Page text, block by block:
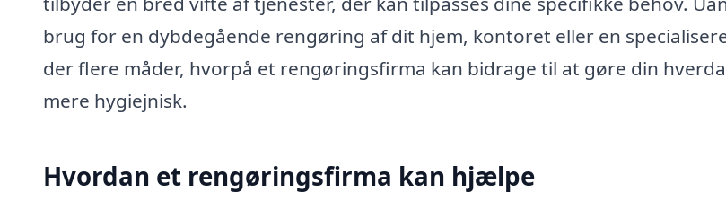
brug for en dybdegående rengøring af dit hjem, kontoret eller en
der flere måder, hvorpå et rengøringsfirma kan bidrage til at gøre din
mere hygiejnisk.
Hvordan et rengøringsfirma kan hjælpe